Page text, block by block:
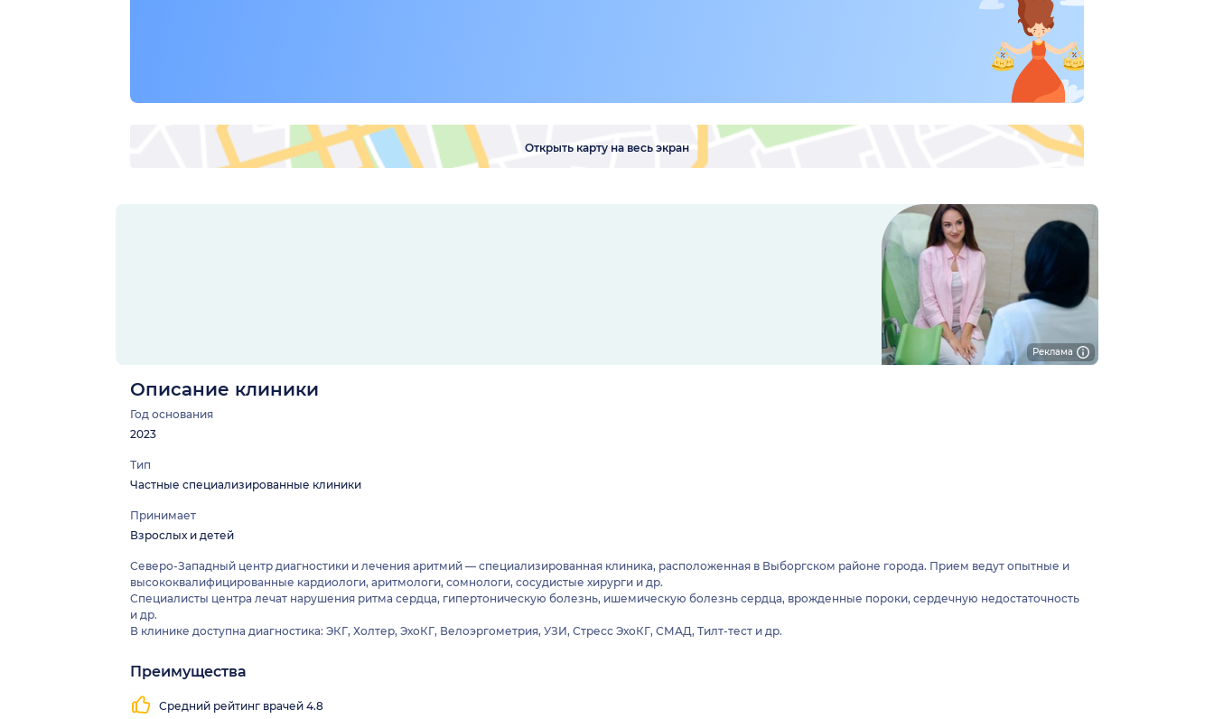
Реклама
Открыть карту на весь экран
Описание клиники
Год основания
2023
Тип
Частные специализированные клиники
Принимает
Взрослых и детей
Северо-Западный центр диагностики и лечения аритмий — специализированная клиника, расположенная в Выборгском районе города. Прием ведут опытные и
высококвалифицированные кардиологи, аритмологи, сомнологи, сосудистые хирурги и др.
Специалисты центра лечат нарушения ритма сердца, гипертоническую болезнь, ишемическую болезнь сердца, врожденные пороки, сердечную недостаточность
и др.
В клинике доступна диагностика: ЭКГ, Холтер, ЭхоКГ, Велоэргометрия, УЗИ, Стресс ЭхоКГ, СМАД, Тилт-тест и др.
Преимущества
Средний рейтинг врачей 4.8
клиника
Близко
метро
Работаем
выходные